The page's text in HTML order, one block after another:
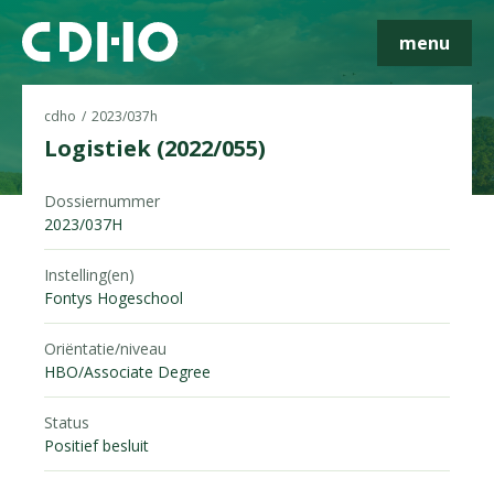
menu
cdho 2023/037h
Logistiek (2022/055)
Dossiernummer
2023/037H
Instelling(en)
Fontys Hogeschool
Oriëntatie/niveau
HBO/Associate Degree
Status
Positief besluit